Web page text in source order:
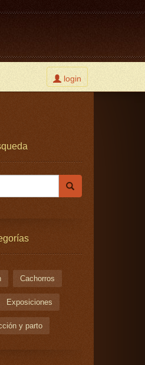
Toggle
user
login
Cachorros
Exposiciones
y parto